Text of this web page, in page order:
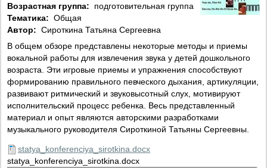
Возрастная группа:
подготовительная группа
Тематика: Общая
Автор: Сироткина Татьяна Сергеевна
В общем обзоре представлены некоторые методы и приемы
вокальной работы для извлечения звука у детей дошкольного
возраста. Эти игровые приемы и упражнения способствуют
формированию правильного певческого дыхания, артикуляции,
развивают ритмический и звуковысотный слух, мотивируют
исполнительский процесс ребенка. Весь представленный
материал и опыт являются авторскими разработками
музыкального руководителя Сироткиной Татьяны Сергеевны.
statya_konferenciya_sirotkina.docx
statya_konferenciya_sirotkina.docx